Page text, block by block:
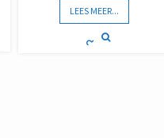
LEES MEER...